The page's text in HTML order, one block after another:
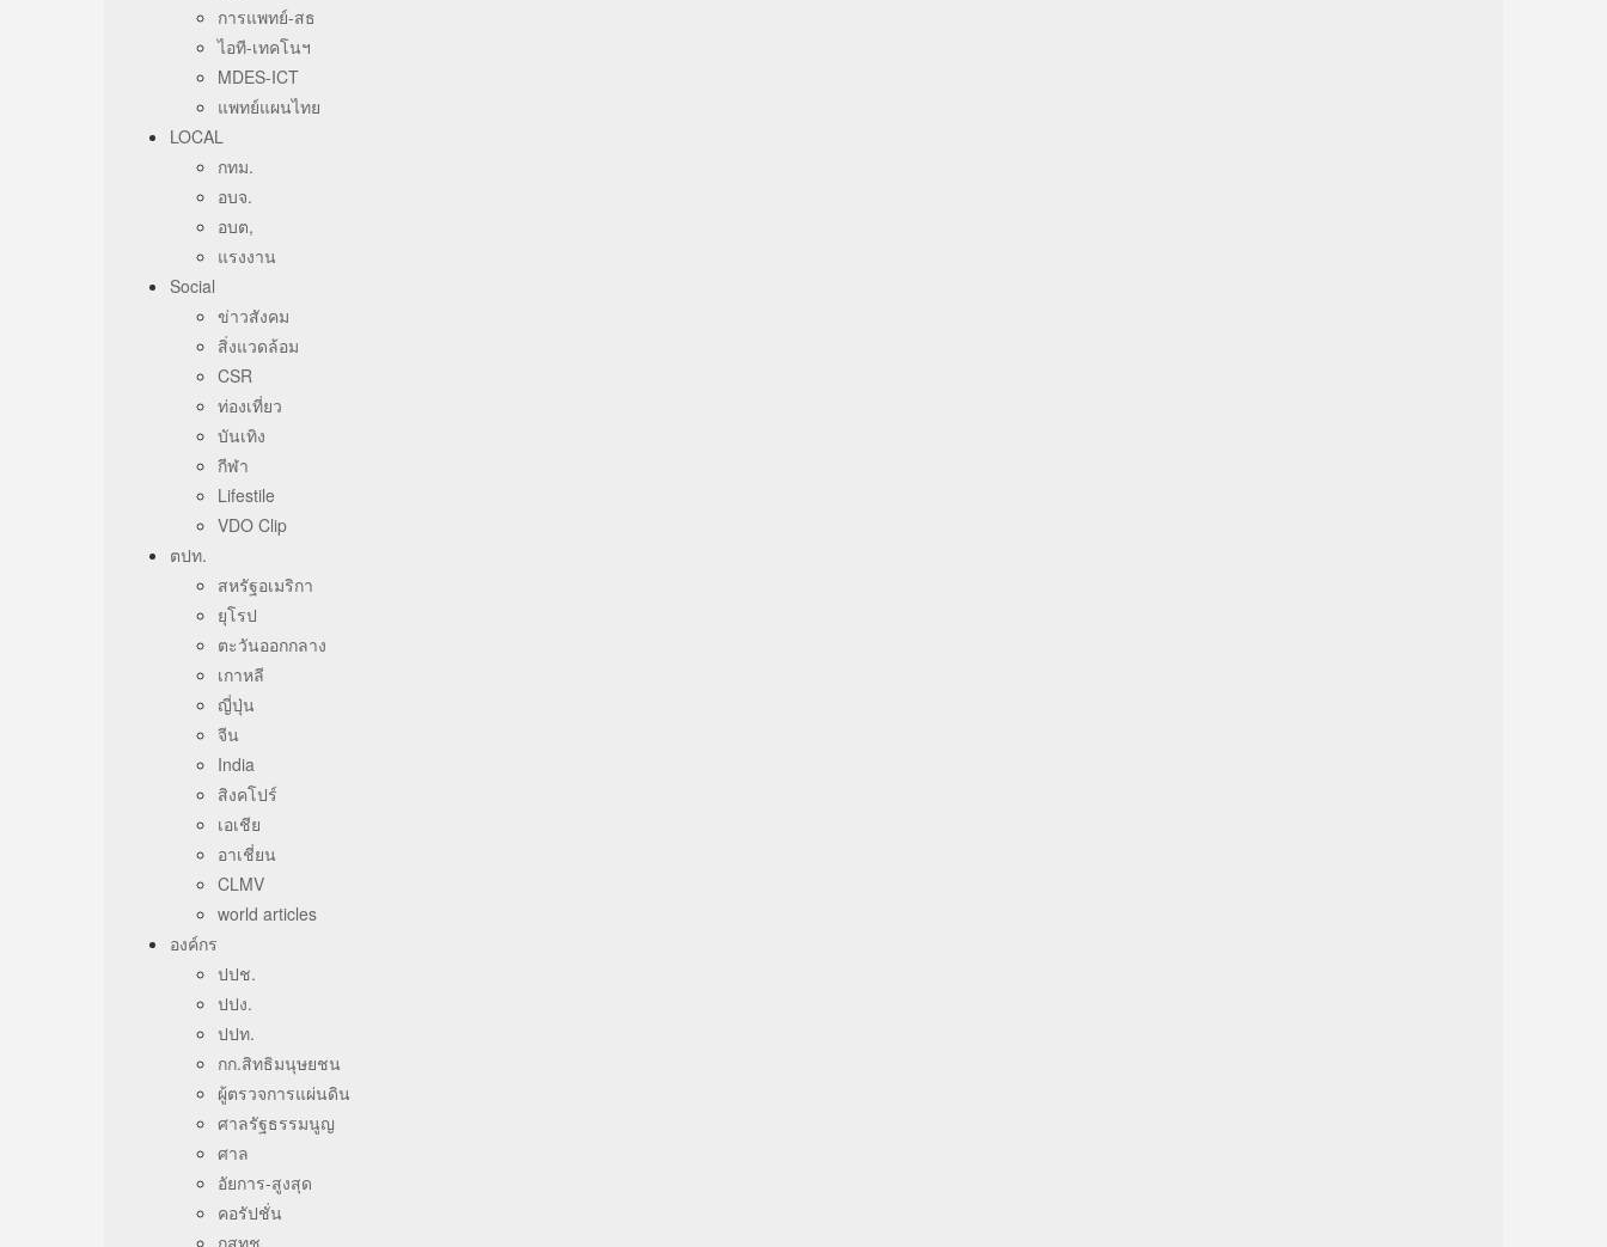
การแพทย์-สธ
ไอที-เทคโนฯ
MDES-ICT
แพทย์แผนไทย
LOCAL
กทม.
อบจ.
อบต,
แรงงาน
Social
ข่าวสังคม
สิ่งแวดล้อม
CSR
ท่องเที่ยว
บันเทิง
กีฬา
Lifestile
VDO Clip
ตปท.
สหรัฐอเมริกา
ยุโรป
ตะวันออกกลาง
เกาหลี
ญี่ปุ่น
จีน
India
สิงคโปร์
เอเชีย
อาเชี่ยน
CLMV
world articles
องค์กร
ปปช.
ปปง.
ปปท.
กก.สิทธิมนุษยชน
ผู้ตรวจการแผ่นดิน
ศาลรัฐธรรมนูญ
ศาล
อัยการ-สูงสุด
คอรัปชั่น
กสทช.